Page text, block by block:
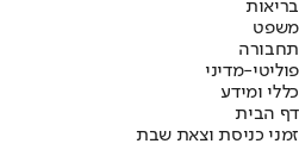
בריאות
משפט
תחבורה
פוליטי-מדיני
כללי ומידע
דף הבית
זמני כניסת וצאת שבת